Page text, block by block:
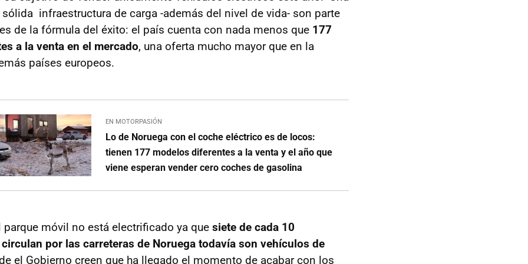
infraestructura de carga -además del nivel de vida- son parte
de la fórmula del éxito: el país cuenta con nada menos que 177
a la venta en el mercado, una oferta mucho mayor que en la
países europeos.
EN MOTORPASIÓN
Lo de Noruega con el coche eléctrico es de locos:
tienen 177 modelos diferentes a la venta y el año que
viene esperan vender cero coches de gasolina
parque móvil no está electrificado ya que siete de cada 10
por las carreteras de Noruega todavía son vehículos de
el Gobierno creen que ha llegado el momento de acabar con los